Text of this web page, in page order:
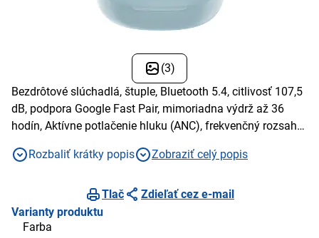
(3)
Bezdrôtové slúchadlá, štuple, Bluetooth 5.4, citlivosť 107,5
dB, podpora Google Fast Pair, mimoriadna výdrž až 36
hodín, Aktívne potlačenie hluku (ANC), frekvenčný rozsah
Rozbaliť krátky popis
Zobraziť celý popis
Tlač
Zdieľať cez e-mail
Varianty produktu
Farba